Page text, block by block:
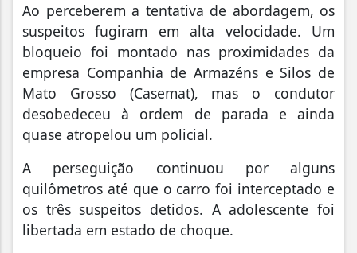
Ao perceberem a tentativa de abordagem, os
suspeitos fugiram em alta velocidade. Um
bloqueio foi montado nas proximidades da
empresa Companhia de Armazéns e Silos de
Mato Grosso (Casemat), mas o condutor
desobedeceu à ordem de parada e ainda
quase atropelou um policial.
A perseguição continuou por alguns
quilômetros até que o carro foi interceptado e
os três suspeitos detidos. A adolescente foi
libertada em estado de choque.